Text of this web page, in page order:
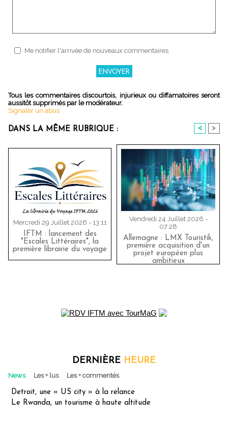
Me notifier l'arrivée de nouveaux commentaires
Tous les commentaires discourtois, injurieux ou diffamatoires seront
aussitôt supprimés par le modérateur.
Signaler un abus
DANS LA MÊME RUBRIQUE : < >
Mercredi 29 Juillet 2026 - 13:11
IFTM : lancement des
"Escales Littéraires", la
première librairie du voyage
Vendredi 24 Juillet 2026 -
07:28
Allemagne : LMX Touristik,
première acquisition d'un
projet européen plus
ambitieux
DERNIÈRE HEURE
News Les + lus Les + commentés
Detroit, une « US city » à la relance
Le Rwanda, un tourisme à haute altitude